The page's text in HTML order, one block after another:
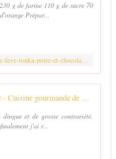
g de farine 110 g de sucre 70
Prépar...
http://carmen-cuisine.over-blog.com/2016/01/tarte-fondante-a-la-creme-feve-tonka-poire-et-chocolat.html
Tarte au sucre - Cuisine gourmande de Carmencita
et de grosse contrariété.
j'ai r...